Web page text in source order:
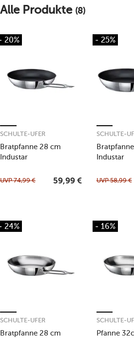
Alle Produkte (8)
20%
Bratpfanne 28 cm
Industar
SCHULTE-UFER
UVP74,99 € 59,99 €
- 25%
Industar
SCHULTE-
UVP58,99 €
24%
Bratpfanne 28 cm
SCHULTE-UFER
- 16%
Pfanne
SCHULTE-